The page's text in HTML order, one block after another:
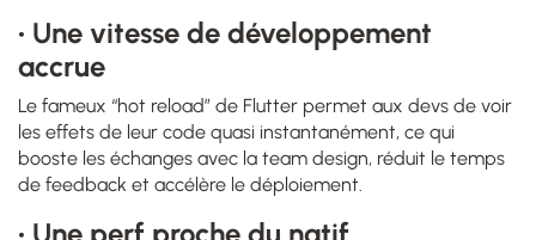
• Une vitesse de développement
accrue
Le fameux “hot reload” de Flutter permet aux devs de voir
les effets de leur code quasi instantanément, ce qui
booste les échanges avec la team design, réduit le temps
de feedback et accélère le déploiement.